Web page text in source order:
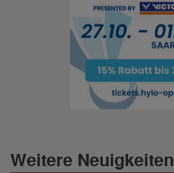
Weitere Neuigkeiten